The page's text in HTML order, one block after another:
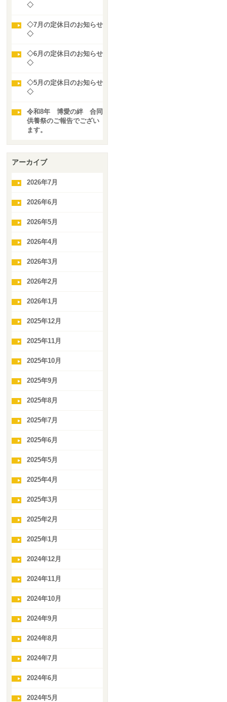
◇
◇7月の定休日のお知らせ
◇
◇6月の定休日のお知らせ
◇
◇5月の定休日のお知らせ
◇
令和8年 博愛の絆 合同
供養祭のご報告でござい
ます。
アーカイブ
2026年7月
2026年6月
2026年5月
2026年4月
2026年3月
2026年2月
2026年1月
2025年12月
2025年11月
2025年10月
2025年9月
2025年8月
2025年7月
2025年6月
2025年5月
2025年4月
2025年3月
2025年2月
2025年1月
2024年12月
2024年11月
2024年10月
2024年9月
2024年8月
2024年7月
2024年6月
2024年5月